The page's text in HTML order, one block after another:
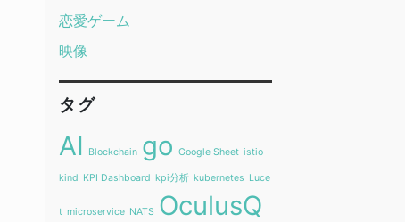
恋愛ゲーム
映像
タグ
AI Blockchain go Google Sheet istio
kind KPI Dashboard kpi分析 kubernetes Luce
t microservice NATS OculusQ